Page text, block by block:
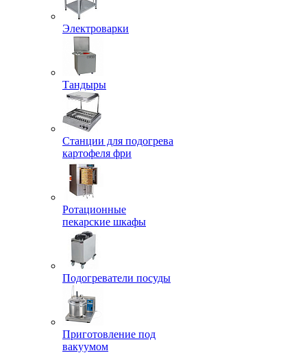
Электроварки
Тандыры
Станции для подогрева
картофеля фри
Ротационные
пекарские шкафы
Подогреватели посуды
Приготовление под
вакуумом